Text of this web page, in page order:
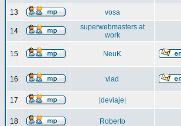
13 vosa
14
superwebmasters at
work
15 NeuK
16 vlad
17 |deviaje|
18 Roberto